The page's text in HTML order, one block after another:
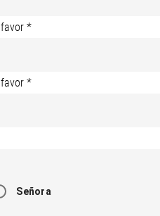
Señora